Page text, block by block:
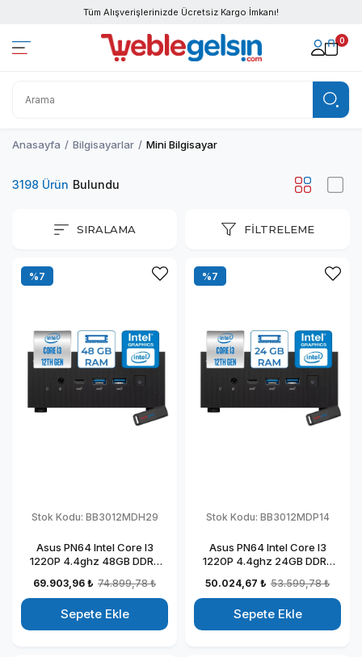
Tüm Alışverişlerinizde Ücretsiz Kargo İmkanı!
0
Anasayfa Bilgisayarlar Mini Bilgisayar
FILTRELEME
SIRALAMA
3198 Ürün
Stok Kodu: BB3012MDH29
Asus PN64 Intel Core I3
1220P 4.4ghz 48GB DDR5
Graphics Windows 11 Home
Kurumsal Mini Bilgisayar
BB3012MDH29
69.903,96 ₺ 74.899,78 ₺
Sepete Ekle
%7
Stok Kodu: BB3012MDP14
Asus PN64 Intel Core I3
1220P 4.4ghz 24GB DDR5
Windows 11 Pro Kurumsal
Mini Bilgisayar BB3012MDP14
50.024,67 ₺ 53.599,78 ₺
Sepete Ekle
%7